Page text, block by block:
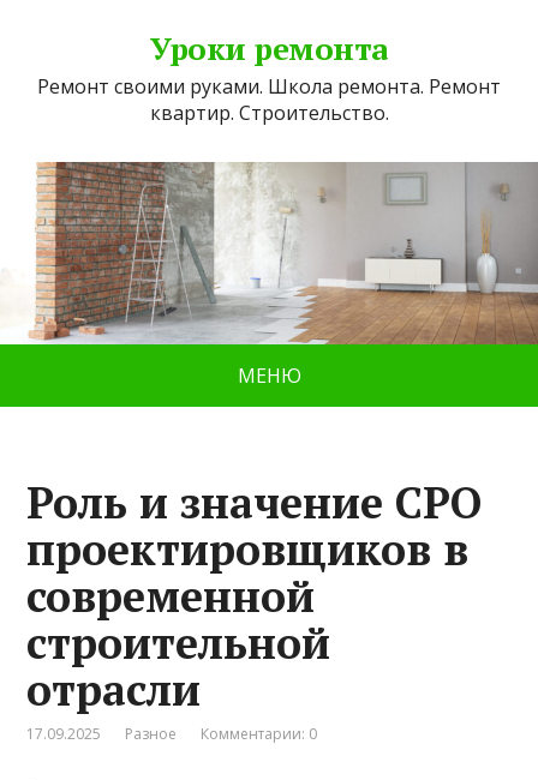
Уроки ремонта
Ремонт своими руками. Школа ремонта. Ремонт
квартир. Строительство.
МЕНЮ
Роль и значение СРО
проектировщиков в
современной
строительной
отрасли
17.09.2025 Разное Комментарии: 0